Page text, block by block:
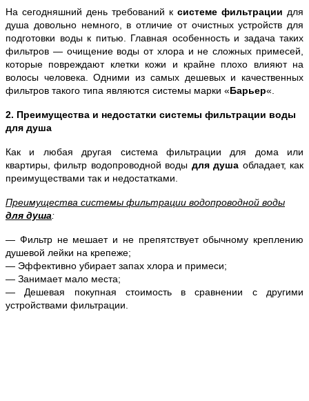
На сегодняшний день требований к системе фильтрации для
душа довольно немного, в отличие от очистных устройств для
подготовки воды к питью. Главная особенность и задача таких
фильтров — очищение воды от хлора и не сложных примесей,
которые повреждают клетки кожи и крайне плохо влияют на
волосы человека. Одними из самых дешевых и качественных
фильтров такого типа являются системы марки «Барьер«.
2. Преимущества и недостатки системы фильтрации воды
для душа
Как и любая другая система фильтрации для дома или
квартиры, фильтр водопроводной воды для душа обладает, как
преимуществами так и недостатками.
Преимущества системы фильтрации водопроводной воды
для душа:
— Фильтр не мешает и не препятствует обычному креплению
душевой лейки на крепеже;
— Эффективно убирает запах хлора и примеси;
— Занимает мало места;
— Дешевая покупная стоимость в сравнении с другими
устройствами фильтрации.